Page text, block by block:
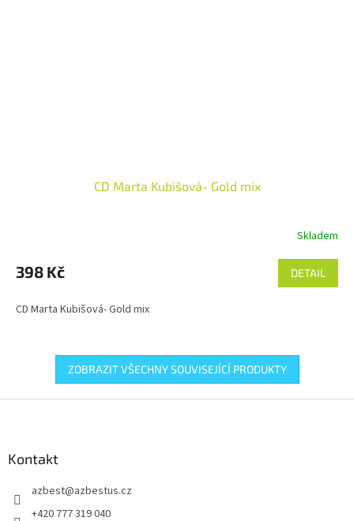
CD Marta Kubišová- Gold mix
Skladem
398 Kč DETAIL
CD Marta Kubišová- Gold mix
ZOBRAZIT VŠECHNY SOUVISEJÍCÍ PRODUKTY
Kontakt
azbest@azbestus.cz
+420 777 319 040